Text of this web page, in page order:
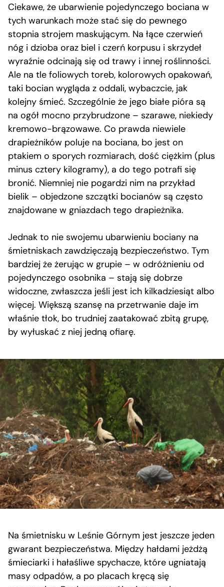
Ciekawe, że ubarwienie pojedynczego bociana w
tych warunkach może stać się do pewnego
stopnia strojem maskującym. Na łące czerwień
nóg i dzioba oraz biel i czerń korpusu i skrzydeł
wyraźnie odcinają się od trawy i innej roślinności.
Ale na tle foliowych toreb, kolorowych opakowań,
taki bocian wygląda z oddali, wybaczcie, jak
kolejny śmieć. Szczególnie że jego białe pióra są
na ogół mocno przybrudzone – szarawe, niekiedy
kremowo-brązowawe. Co prawda niewiele
drapieżników poluje na bociana, bo jest on
ptakiem o sporych rozmiarach, dość ciężkim (plus
minus cztery kilogramy), a do tego potrafi się
bronić. Niemniej nie pogardzi nim na przykład
bielik – objedzone szczątki bocianów są często
znajdowane w gniazdach tego drapieżnika.
Jednak to nie swojemu ubarwieniu bociany na
śmietniskach zawdzięczają bezpieczeństwo. Tym
bardziej że żerując w grupie – w odróżnieniu od
pojedynczego osobnika – stają się dobrze
widoczne, zwłaszcza jeśli jest ich kilkadziesiąt albo
więcej. Większą szansę na przetrwanie daje im
właśnie tłok, bo trudniej zaatakować zbitą grupę,
by wyłuskać z niej jedną ofiarę.
Na śmietnisku w Leśnie Górnym jest jeszcze jeden
gwarant bezpieczeństwa. Między hałdami jeżdżą
śmieciarki i hałaśliwe spychacze, które ugniatają
masy odpadów, a po placach kręcą się